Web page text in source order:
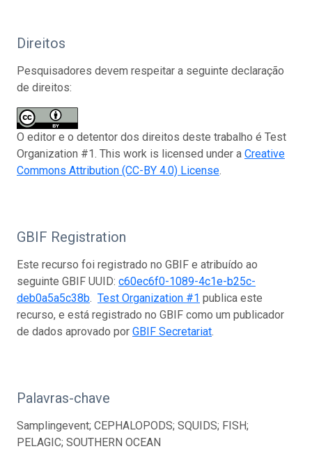
Direitos
Pesquisadores devem respeitar a seguinte declaração
de direitos:
O editor e o detentor dos direitos deste trabalho é Test
Organization #1. This work is licensed under a Creative
Commons Attribution (CC-BY 4.0) License.
GBIF Registration
Este recurso foi registrado no GBIF e atribuído ao
seguinte GBIF UUID: c60ec6f0-1089-4c1e-b25c-
deb0a5a5c38b. Test Organization #1 publica este
recurso, e está registrado no GBIF como um publicador
de dados aprovado por GBIF Secretariat.
Palavras-chave
Samplingevent; CEPHALOPODS; SQUIDS; FISH;
PELAGIC; SOUTHERN OCEAN